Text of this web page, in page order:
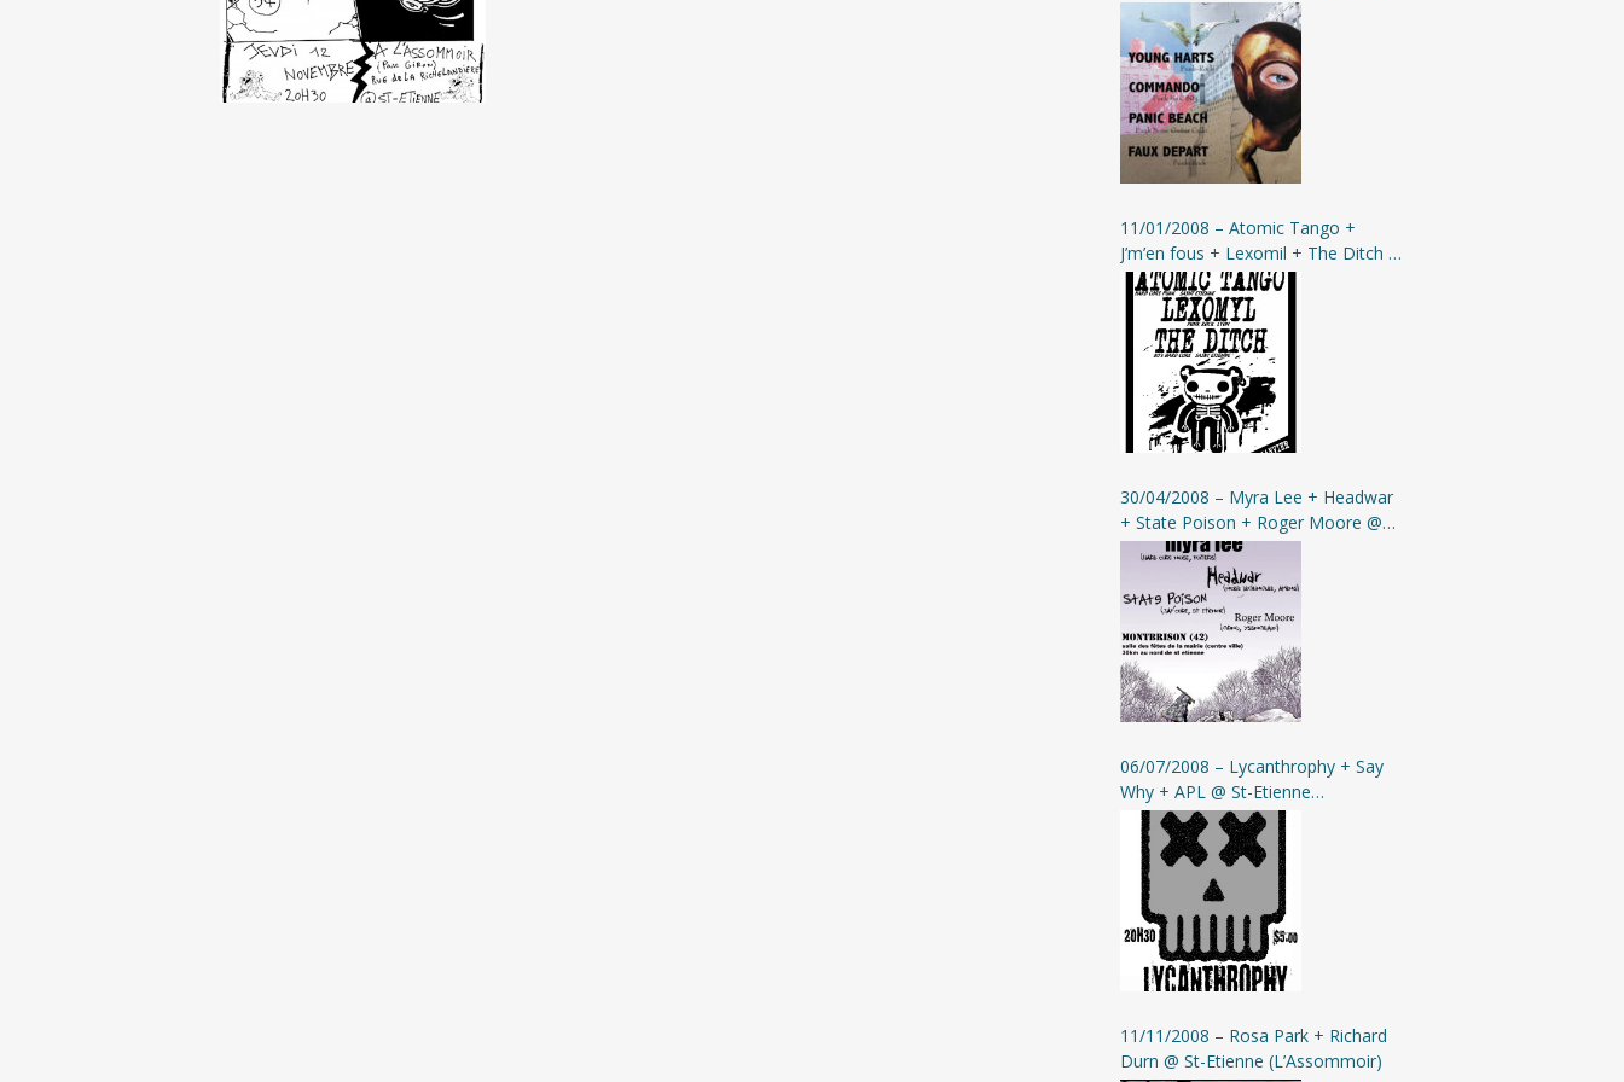
+ Faux Départ @ Moingt
11/01/2008 – Atomic Tango +
J’m’en fous + Lexomil + The Ditch @
Moingt
30/04/2008 – Myra Lee + Headwar
+ State Poison + Roger Moore @
Montbrison
06/07/2008 – Lycanthrophy + Say
Why + APL @ St-Etienne
(L’Assommoir)
11/11/2008 – Rosa Park + Richard
Durn @ St-Etienne (L’Assommoir)